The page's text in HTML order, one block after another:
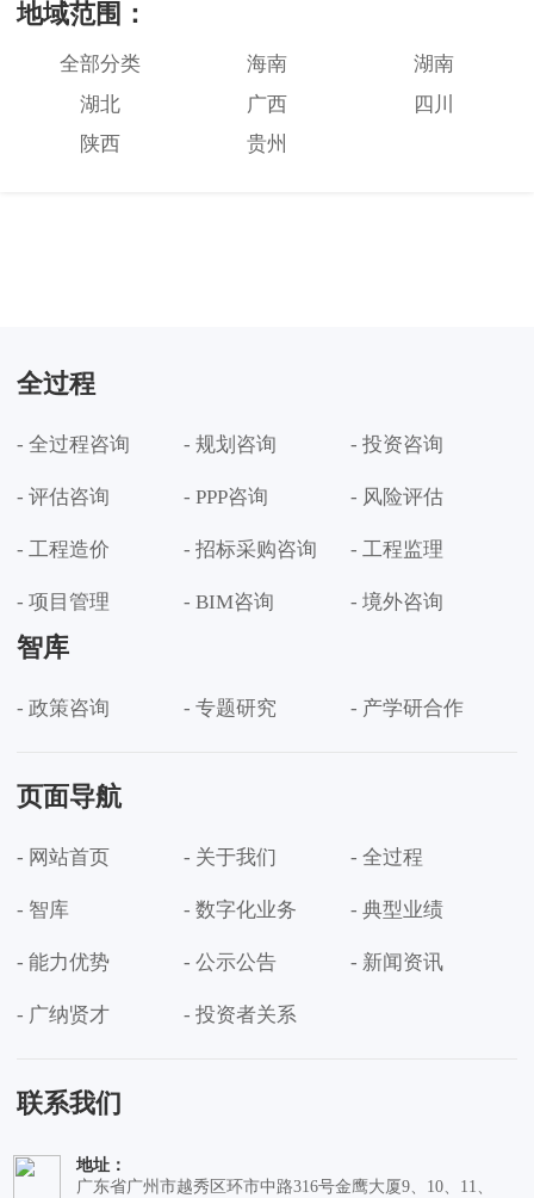
地域范围：
全部分类 海南
湖南
湖北
广西
四川
陕西
贵州
全过程
- 全过程咨询 - 规划咨询 - 投资咨询
- 评估咨询 - PPP咨询 - 风险评估
- 工程造价 - 招标采购咨询 - 工程监理
- 项目管理 - BIM咨询 - 境外咨询
智库
- 政策咨询 - 专题研究 - 产学研合作
页面导航
- 网站首页 - 关于我们 - 全过程
- 智库 - 数字化业务 - 典型业绩
- 能力优势 - 公示公告 - 新闻资讯
- 广纳贤才 - 投资者关系
联系我们
地址：
广东省广州市越秀区环市中路316号金鹰大厦9、10、11、